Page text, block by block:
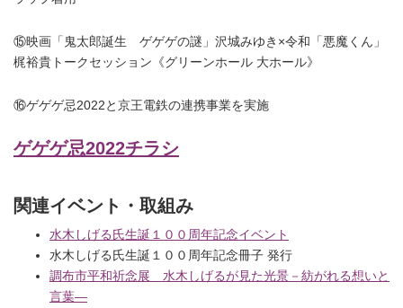
⑮映画「鬼太郎誕生 ゲゲゲの謎」沢城みゆき×令和「悪魔くん」
梶裕貴トークセッション《グリーンホール 大ホール》
⑯ゲゲゲ忌2022と京王電鉄の連携事業を実施
ゲゲゲ忌2022チラシ
関連イベント・取組み
水木しげる氏生誕１００周年記念イベント
水木しげる氏生誕１００周年記念冊子 発行
調布市平和祈念展 水木しげるが見た光景－紡がれる想いと
言葉―